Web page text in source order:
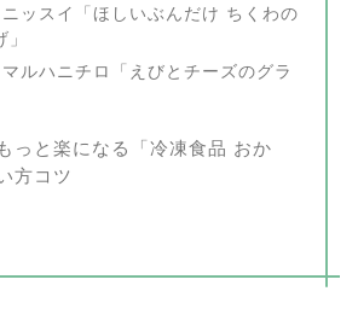
ッスイ「ほしいぶんだけ ちくわの
ルハニチロ「えびとチーズのグラ
っと楽になる「冷凍食品 おか
方コツ